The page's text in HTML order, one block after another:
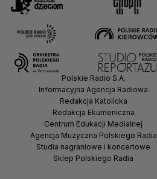
Polskie Radio S.A.
Informacyjna Agencja Radiowa
Redakcja Katolicka
Redakcja Ekumeniczna
Centrum Edukacji Medialnej
Agencja Muzyczna Polskiego Radia
Studia nagraniowe i koncertowe
Sklep Polskiego Radia